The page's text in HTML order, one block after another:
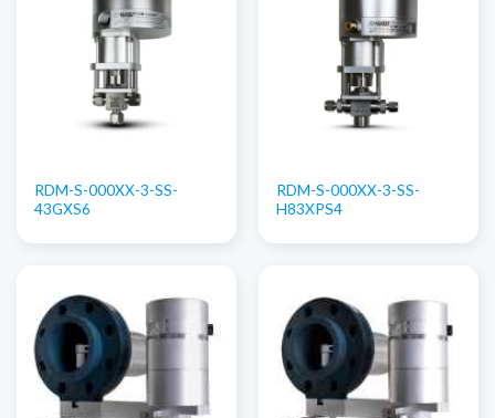
RDM-S-000XX-3-SS-
43GXS6
RDM-S-000XX-3-SS-
H83XPS4